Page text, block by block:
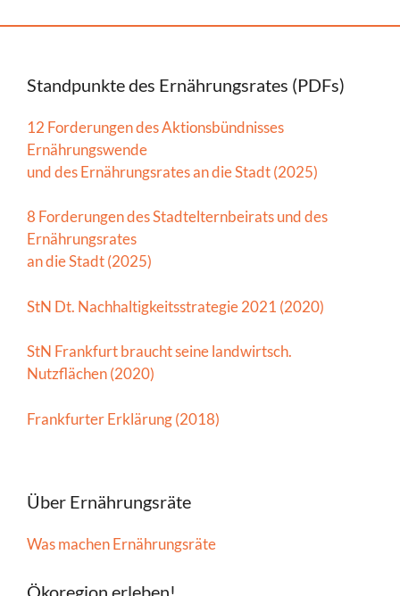
Standpunkte des Ernährungsrates (PDFs)
12 Forderungen des Aktionsbündnisses
Ernährungswende
und des Ernährungsrates an die Stadt (2025)
8 Forderungen des Stadtelternbeirats und des
Ernährungsrates
an die Stadt (2025)
StN Dt. Nachhaltigkeitsstrategie 2021 (2020)
StN Frankfurt braucht seine landwirtsch.
Nutzflächen (2020)
Frankfurter Erklärung (2018)
Über Ernährungsräte
Was machen Ernährungsräte
Ökoregion erleben!